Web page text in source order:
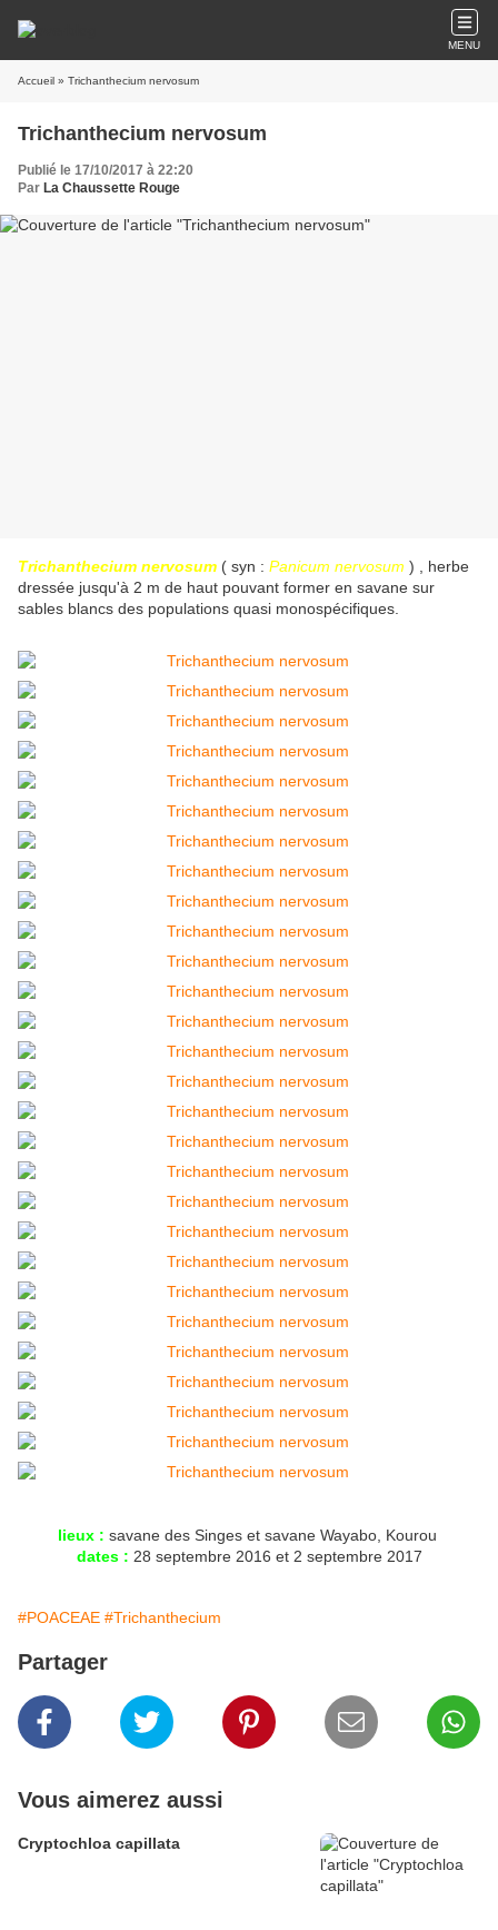
MENU
Accueil » Trichanthecium nervosum
Trichanthecium nervosum
Publié le 17/10/2017 à 22:20
Par La Chaussette Rouge
Trichanthecium nervosum ( syn : Panicum nervosum ) , herbe
dressée jusqu'à 2 m de haut pouvant former en savane sur
sables blancs des populations quasi monospécifiques.
lieux : savane des Singes et savane Wayabo, Kourou
dates : 28 septembre 2016 et 2 septembre 2017
#POACEAE #Trichanthecium
Partager
Vous aimerez aussi
Cryptochloa capillata